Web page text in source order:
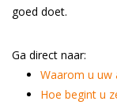
goed doet.
Ga direct naar:
Waarom u uw
Hoe begint u